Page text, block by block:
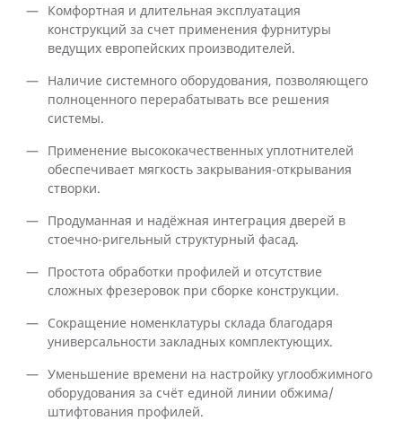
Комфортная и длительная эксплуатация
конструкций за счет применения фурнитуры
ведущих европейских производителей.
Наличие системного оборудования, позволяющего
полноценного перерабатывать все решения
системы.
Применение высококачественных уплотнителей
обеспечивает мягкость закрывания-открывания
створки.
Продуманная и надёжная интеграция дверей в
стоечно-ригельный структурный фасад.
Простота обработки профилей и отсутствие
сложных фрезеровок при сборке конструкции.
Сокращение номенклатуры склада благодаря
универсальности закладных комплектующих.
Уменьшение времени на настройку углообжимного
оборудования за счёт единой линии обжима/
штифтования профилей.